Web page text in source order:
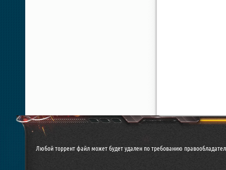
Любой торрент файл может будет удален по требованию